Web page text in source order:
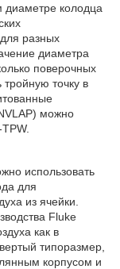
диаметре колодца
разных
диаметра
поверочных
тройную точку в
можно
использовать
для
из ячейки.
Fluke
как в
типоразмер,
корпусом и